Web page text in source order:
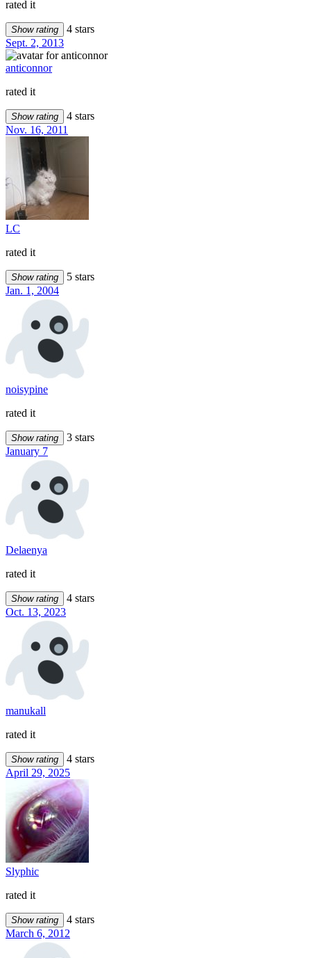
rated it
Show rating
4 stars
Sept. 2, 2013
anticonnor
rated it
Show rating
4 stars
Nov. 16, 2011
LC
rated it
Show rating
5 stars
Jan. 1, 2004
noisypine
rated it
Show rating
3 stars
January 7
Delaenya
rated it
Show rating
4 stars
Oct. 13, 2023
manukall
rated it
Show rating
4 stars
April 29, 2025
Slyphic
rated it
Show rating
4 stars
March 6, 2012